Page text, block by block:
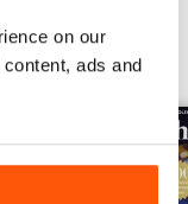
on our
ads and
Visualizza tutti